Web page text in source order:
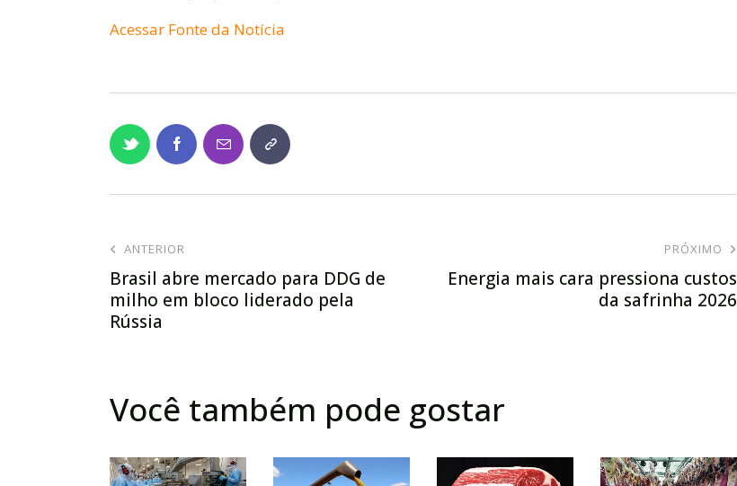
Acessar Fonte da Notícia
ANTERIOR
Brasil abre mercado para DDG de
milho em bloco liderado pela
Rússia
PRÓXIMO
Energia mais cara pressiona custos
da safrinha 2026
Você também pode gostar